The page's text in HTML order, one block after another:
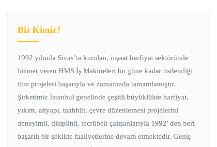
Biz Kimiz?
1992 yılında Sivas’ta kurulan, inşaat harfiyat sektöründe
hizmet veren HMS İş Makineleri bu güne kadar üstlendiği
tüm projeleri başarıyla ve zamanında tamamlamıştır.
Şirketimiz İstanbul genelinde çeşitli büyüklükte harfiyat,
yıkım, altyapı, taahhüt, çevre düzenlemesi projelerini
deneyimli, disiplinli, tecrübeli çalışanlarıyla 1992′ den beri
başarılı bir şekilde faaliyetlerine devam etmektedir. Geniş